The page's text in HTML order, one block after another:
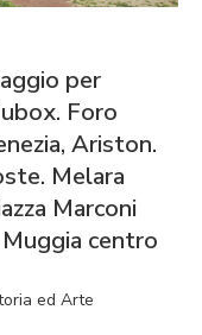
per
Foro
Ariston.
Melara
Marconi
centro
ed Arte